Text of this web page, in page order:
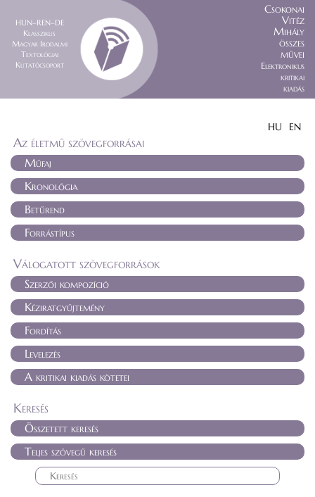
HUN–REN–DE
Klasszikus
Magyar Irodalmi
Textológiai
Kutatócsoport
Csokonai
Vitéz
Mihály
összes
művei
Elektronikus
kritikai
kiadás
HU EN
Az életmű szövegforrásai
Műfaj
Kronológia
Betűrend
Forrástípus
Válogatott szövegforrások
Szerzői kompozíció
Kéziratgyűjtemény
Fordítás
Levelezés
A kritikai kiadás kötetei
Keresés
Összetett keresés
Teljes szövegű keresés